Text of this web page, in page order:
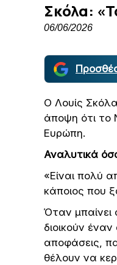
Σκόλα:
06/06/2026
Ο Λουίς
άποψη ότι το
Ευρώπη.
Αναλυτικά
«Είναι πολύ
κάποιος που
Όταν μπαίνει
διοικούν
αποφάσεις,
θέλουν να